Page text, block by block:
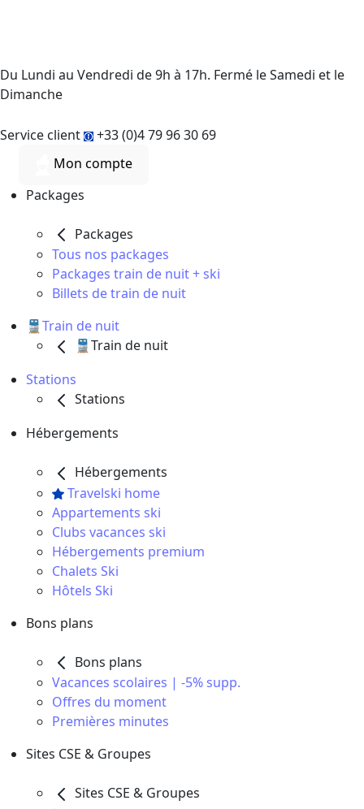
Du Lundi au Vendredi de 9h à 17h. Fermé le Samedi et le
Dimanche
Service client
+33 (0)4 79 96 30 69
Mon compte
Packages
Packages
Tous nos packages
Packages train de nuit + ski
Billets de train de nuit
🚆Train de nuit
🚆Train de nuit
Stations
Stations
Hébergements
Hébergements
Travelski home
Appartements ski
Clubs vacances ski
Hébergements premium
Chalets Ski
Hôtels Ski
Bons plans
Bons plans
Vacances scolaires | -5% supp.
Offres du moment
Premières minutes
Sites CSE & Groupes
Sites CSE & Groupes